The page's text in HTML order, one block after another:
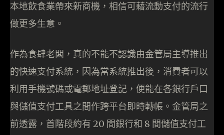
本地飲食業帶來新商機，相信可藉流動支付的流行
做更多生意。
作為食肆老闆，真的不能不認識由金管局主導推出
的快速支付系統，因為當系統推出後，消費者可以
利用手機號碼或電郵地址登記，便能在各銀行戶口
與儲值支付工具之間作跨平台即時轉帳。金管局之
前透露，首階段約有 20 間銀行和 8 間儲值支付工